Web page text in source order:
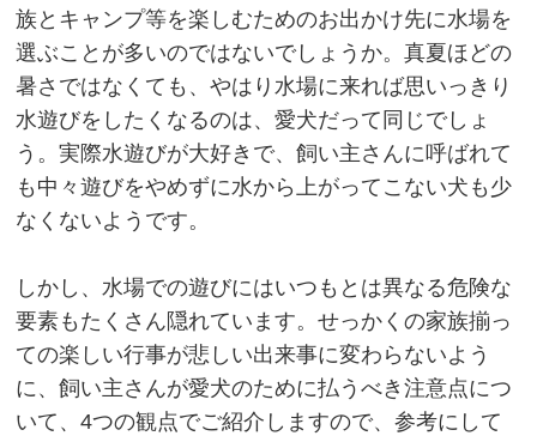
族とキャンプ等を楽しむためのお出かけ先に水場を
選ぶことが多いのではないでしょうか。真夏ほどの
暑さではなくても、やはり水場に来れば思いっきり
水遊びをしたくなるのは、愛犬だって同じでしょ
う。実際水遊びが大好きで、飼い主さんに呼ばれて
も中々遊びをやめずに水から上がってこない犬も少
なくないようです。
しかし、水場での遊びにはいつもとは異なる危険な
要素もたくさん隠れています。せっかくの家族揃っ
ての楽しい行事が悲しい出来事に変わらないよう
に、飼い主さんが愛犬のために払うべき注意点につ
いて、4つの観点でご紹介しますので、参考にして